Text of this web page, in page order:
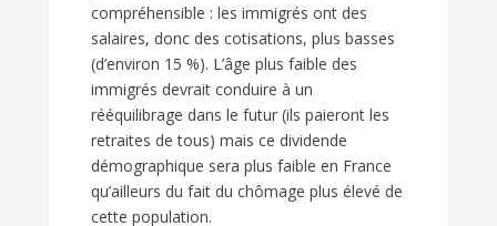
compréhensible : les immigrés ont des
salaires, donc des cotisations, plus basses
(d’environ 15 %). L’âge plus faible des
immigrés devrait conduire à un
rééquilibrage dans le futur (ils paieront les
retraites de tous) mais ce dividende
démographique sera plus faible en France
qu’ailleurs du fait du chômage plus élevé de
cette population.